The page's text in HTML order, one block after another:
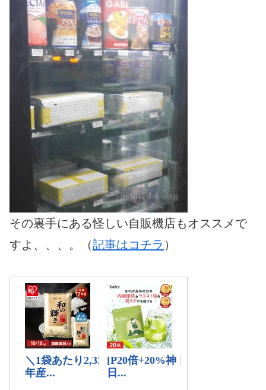
その裏手にある怪しい自販機店もオススメで
すよ、、、。（記事はコチラ ）